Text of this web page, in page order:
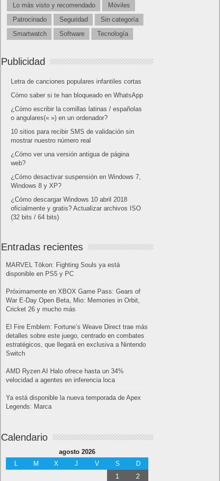
Lo más visto y recomendado
Móviles
Patrocinado
Seguridad
Sin categoría
Smartwatch
Software Tecnología
Publicidad
Letra de canciones populares infantiles cortas
Cómo saber si te han bloqueado en WhatsApp
¿Cómo escribir la comillas latinas / españolas
o angulares(« ») en un ordenador?
10 sitios para recibir SMS de validación sin
mostrar nuestro número real
¿Cómo ver una versión antigua de página
web?
¿Cómo desactivar suspensión en Windows 7,
Windows 8 y XP?
¿Cómo descargar Windows 10 abril 2018
oficialmente y gratis? Actualizar archivos ISO
(32 bits / 64 bits)
Entradas recientes
MARVEL Tōkon: Fighting Souls ya está
disponible en PS5 y PC
Próximamente en XBOX Game Pass: Gears of
War E-Day Open Beta, Mio: Memories in Orbit,
Cricket 26 y mucho más
El Fire Emblem: Fortune’s Weave Direct trae más
detalles sobre este juego, centrado en combates
estratégicos, que llegará en exclusiva a Nintendo
Switch
AMD Ryzen AI Halo ofrece hasta un 34%
velocidad a agentes en inferencia loca
Ya está disponible la nueva temporada de Apex
Legends: Marca
Calendario
agosto 2026
L
M X J V S D
1
2